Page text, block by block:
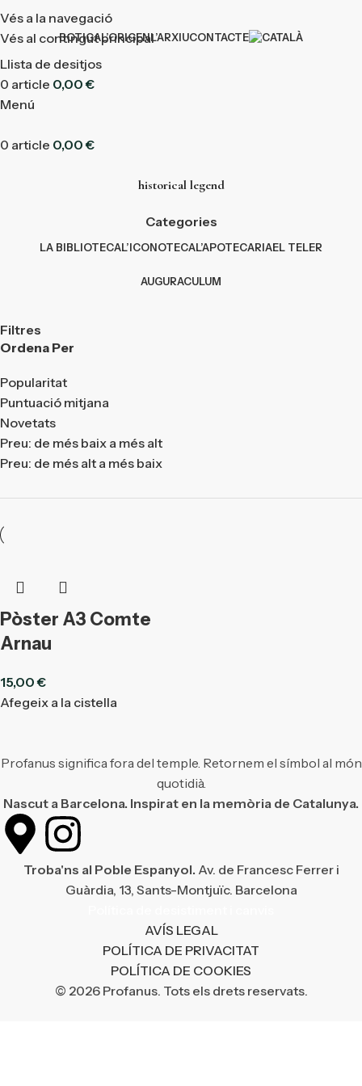
Vés a la navegació
Vés al contingut principal
BOTIGAL’ORIGENL’ARXIUCONTACTE
Llista de desitjos
0 article 0,00€
Menú
0 article 0,00€
historical legend
Categories
LA BIBLIOTECAL’ICONOTECAL’APOTECARIAEL TELER
AUGURACULUM
Filtres
Ordena Per
Popularitat
Puntuació mitjana
Novetats
Preu: de més baix a més alt
Preu: de més alt a més baix
Pòster A3 Comte
Arnau
15,00€
Afegeix a la cistella
Profanus significa fora del temple. Retornem el símbol al món
quotidià.
Nascut a Barcelona. Inspirat en la memòria de Catalunya.
Troba'ns al Poble Espanyol. Av. de Francesc Ferrer i
Guàrdia, 13, Sants-Montjuïc. Barcelona
AVÍS LEGAL
POLÍTICA DE PRIVACITAT
POLÍTICA DE COOKIES
© 2026 Profanus. Tots els drets reservats.